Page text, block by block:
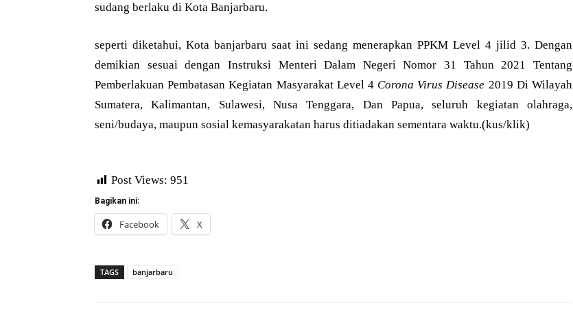
sudang berlaku di Kota Banjarbaru.
seperti diketahui, Kota banjarbaru saat ini sedang menerapkan PPKM Level 4 jilid 3. Dengan
demikian sesuai dengan Instruksi Menteri Dalam Negeri Nomor 31 Tahun 2021 Tentang
Pemberlakuan Pembatasan Kegiatan Masyarakat Level 4 Corona Virus Disease 2019 Di Wilayah
Sumatera, Kalimantan, Sulawesi, Nusa Tenggara, Dan Papua, seluruh kegiatan olahraga,
seni/budaya, maupun sosial kemasyarakatan harus ditiadakan sementara waktu.(kus/klik)
Post Views: 951
Bagikan ini:
Facebook X
TAGS banjarbaru